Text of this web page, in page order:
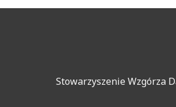
Stowarzyszenie Wzgórza